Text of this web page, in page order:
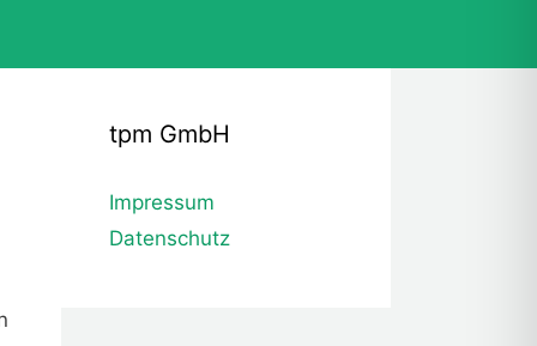
tpm GmbH
Impressum
Datenschutz